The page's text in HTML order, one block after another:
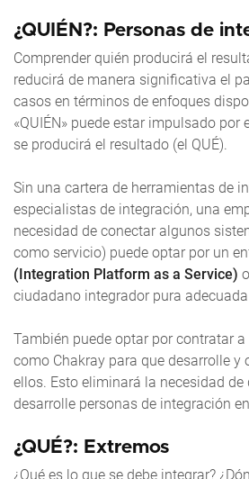
¿QUIÉN?: Personas de
Comprender quién producirá el
reducirá de manera significativa el
casos en términos de enfoques
«QUIÉN» puede estar impulsado por
se producirá el resultado (el QUÉ).
Sin una cartera de herramientas de
especialistas de integración, una
necesidad de conectar algunos
como servicio) puede optar por un
(Integration Platform as a Service)
ciudadano integrador pura
También puede optar por contratar
como Chakray para que desarrolle y
ellos. Esto eliminará la necesidad de
desarrolle personas de integración
¿QUÉ?: Extremos
¿Qué es lo que se debe integrar?